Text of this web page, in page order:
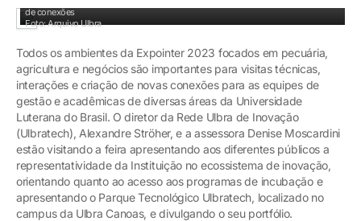
de conexões
Foto: Arquivo Ulbra
Todos os ambientes da Expointer 2023 focados em pecuária,
agricultura e negócios são importantes para visitas técnicas,
interações e criação de novas conexões para as equipes de
gestão e acadêmicas de diversas áreas da Universidade
Luterana do Brasil. O diretor da Rede Ulbra de Inovação
(Ulbratech), Alexandre Ströher, e a assessora Denise Moscardini
estão visitando a feira apresentando aos diferentes públicos a
representatividade da Instituição no ecossistema de inovação,
orientando quanto ao acesso aos programas de incubação e
apresentando o Parque Tecnológico Ulbratech, localizado no
campus da Ulbra Canoas, e divulgando o seu portfólio.